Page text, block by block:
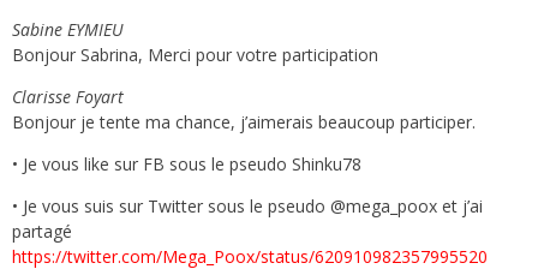
Sabine EYMIEU
Bonjour Sabrina, Merci pour votre participation
Clarisse Foyart
Bonjour je tente ma chance, j’aimerais beaucoup participer.
• Je vous like sur FB sous le pseudo Shinku78
• Je vous suis sur Twitter sous le pseudo @mega_poox et j’ai
partagé
https://twitter.com/Mega_Poox/status/620910982357995520